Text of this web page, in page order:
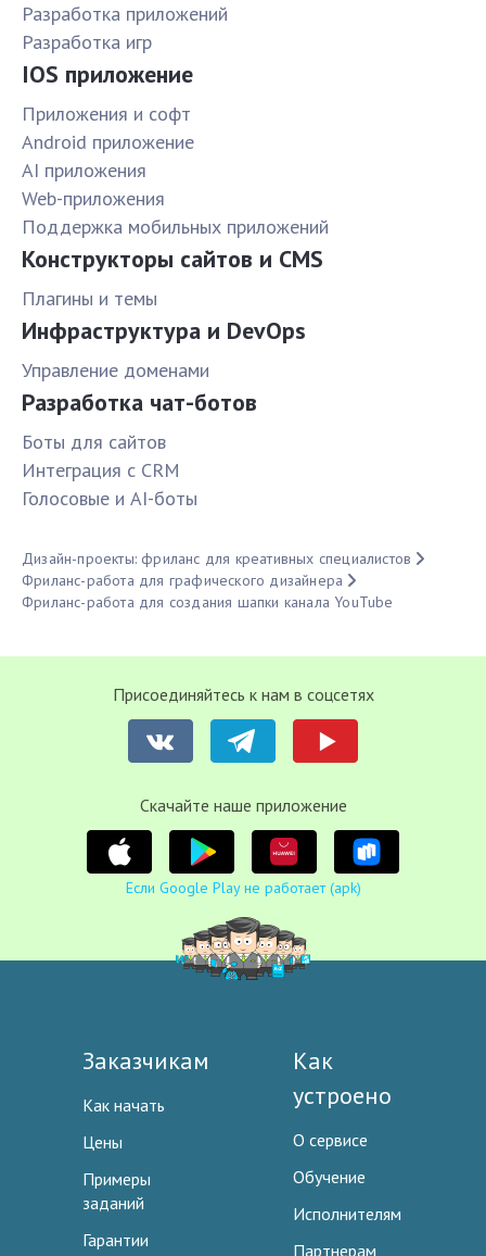
Разработка приложений
Разработка игр
IOS приложение
Приложения и софт
Android приложение
AI приложения
Web-приложения
Поддержка мобильных приложений
Конструкторы сайтов и CMS
Плагины и темы
Инфраструктура и DevOps
Управление доменами
Разработка чат-ботов
Боты для сайтов
Интеграция с CRM
Голосовые и AI-боты
Дизайн-проекты: фриланс для креативных специалистов
Фриланс-работа для графического дизайнера
Фриланс-работа для создания шапки канала YouTube
Присоединяйтесь к нам в соцсетях
Cкачайте наше приложение
Если Google Play не работает (apk)
Заказчикам
Как начать
Цены
Примеры
заданий
Гарантии
Как
устроено
О сервисе
Обучение
Исполнителям
Партнерам